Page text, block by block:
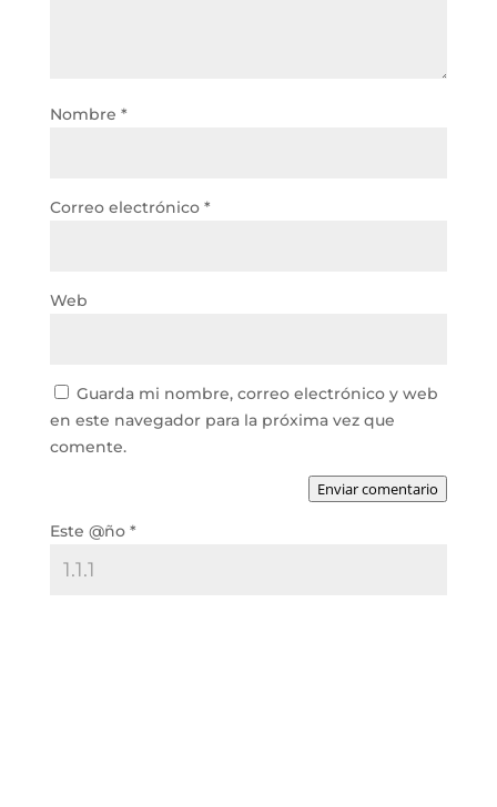
Nombre *
Correo electrónico *
Web
Guarda mi nombre, correo electrónico y web
en este navegador para la próxima vez que
comente.
Enviar comentario
Este @ño *